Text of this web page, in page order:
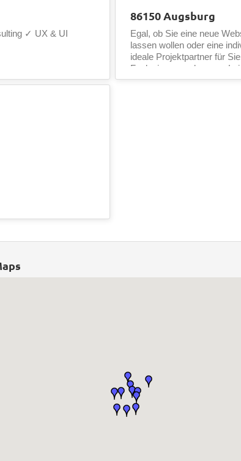
✓ UX & UI
86150 Augsburg
Egal, ob Sie eine neue
lassen wollen oder eine
ideale Projektpartner für
Fachwissen und unsere